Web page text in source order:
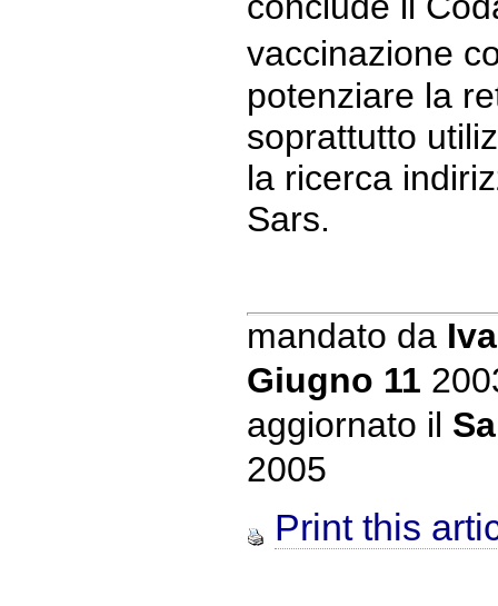
vaccinazione
potenziare la
soprattutto
la ricerca
Sars.
mandato da
Giugno 11
aggiornato il
2005
Print this